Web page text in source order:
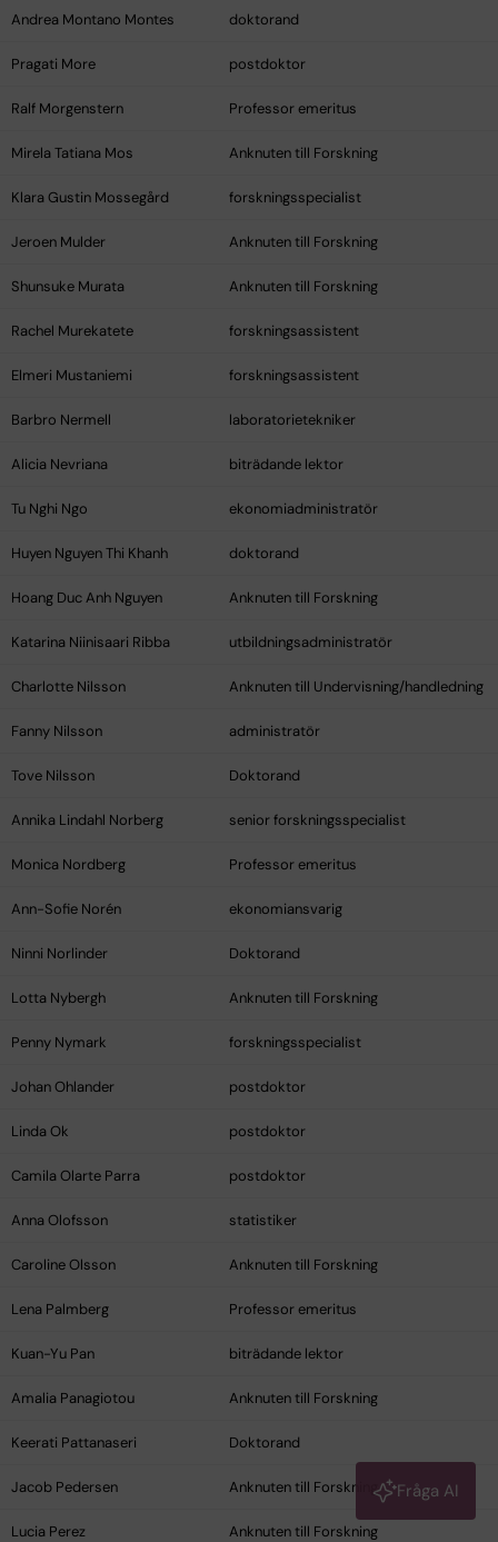
Andrea Montano Montes doktorand
Pragati More postdoktor
Ralf Morgenstern Professor emeritus
Mirela Tatiana Mos Anknuten till Forskning
Klara Gustin Mossegård forskningsspecialist
Jeroen Mulder Anknuten till Forskning
Shunsuke Murata Anknuten till Forskning
Rachel Murekatete forskningsassistent
Elmeri Mustaniemi forskningsassistent
Barbro Nermell laboratorietekniker
Alicia Nevriana biträdande lektor
Tu Nghi Ngo ekonomiadministratör
Huyen Nguyen Thi Khanh doktorand
Hoang Duc Anh Nguyen Anknuten till Forskning
Katarina Niinisaari Ribba utbildningsadministratör
Charlotte Nilsson Anknuten till Undervisning/handledning
Fanny Nilsson administratör
Tove Nilsson Doktorand
Annika Lindahl Norberg senior forskningsspecialist
Monica Nordberg Professor emeritus
Ann-Sofie Norén ekonomiansvarig
Ninni Norlinder Doktorand
Lotta Nybergh Anknuten till Forskning
Penny Nymark forskningsspecialist
Johan Ohlander postdoktor
Linda Ok postdoktor
Camila Olarte Parra postdoktor
Anna Olofsson statistiker
Caroline Olsson Anknuten till Forskning
Lena Palmberg Professor emeritus
Kuan-Yu Pan biträdande lektor
Amalia Panagiotou Anknuten till Forskning
Keerati Pattanaseri Doktorand
Jacob Pedersen Anknuten till Forskning
Lucia Perez Anknuten till Forskning
Fråga AI